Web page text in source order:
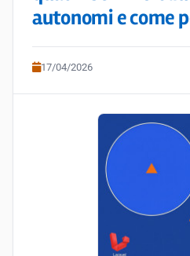
autonomi e come
17/04/2026